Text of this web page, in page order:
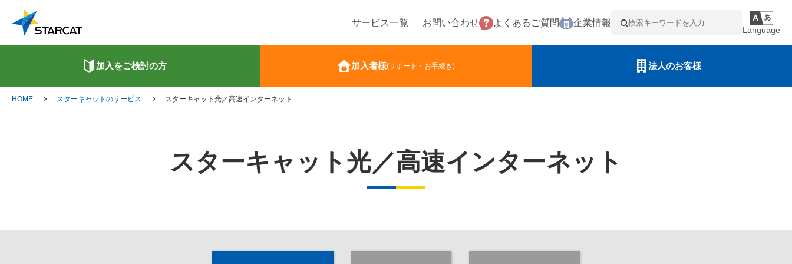
サービス一覧 お問い合わせ よくあるご質問 企業情報
Language
加入をご検討の方 加入者様(サポート・お手続き) 法人のお客様
HOME スターキャットのサービス スターキャット光／高速インターネット
スターキャット光／高速インターネット